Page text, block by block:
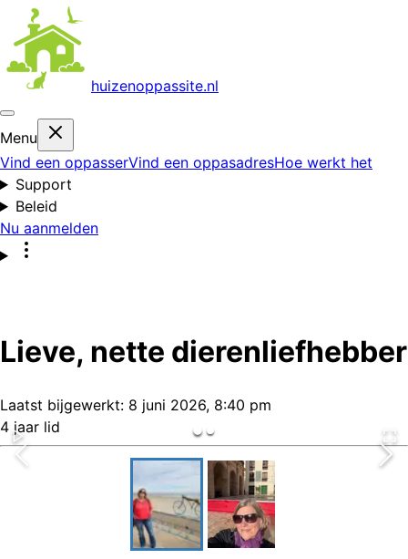
huizenoppassite.nl
Menu
Vind een oppasserVind een oppasadresHoe werkt het
Support
Beleid
Nu aanmelden
Lieve, nette dierenliefhebber
Laatst bijgewerkt: 8 juni 2026, 8:40 pm
4 jaar lid